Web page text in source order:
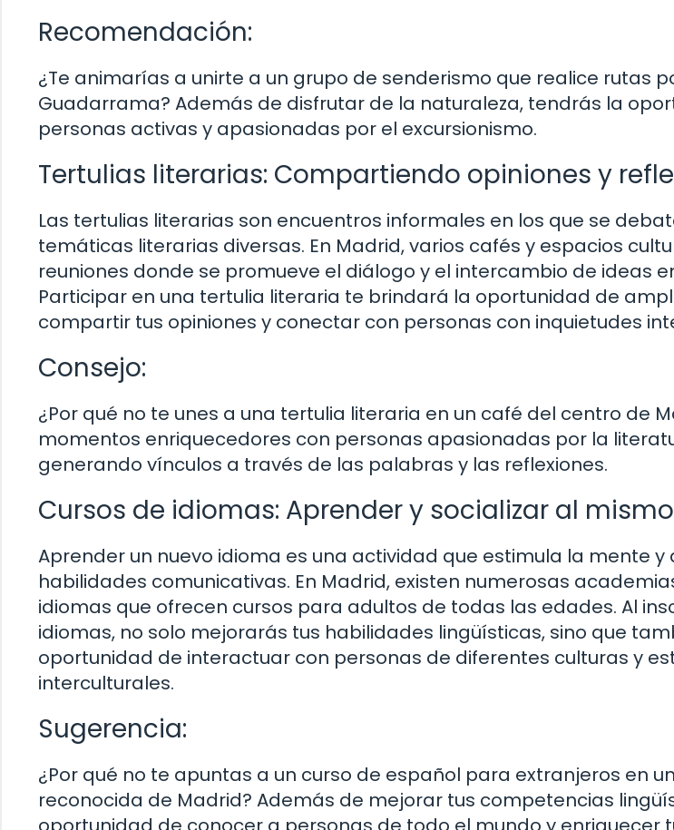
Recomendación:
¿Te animarías a unirte a un grupo de senderismo que realice rutas
Guadarrama? Además de disfrutar de la naturaleza, tendrás la
personas activas y apasionadas por el excursionismo.
Tertulias literarias: Compartiendo opiniones y
Las tertulias literarias son encuentros informales en los que se
temáticas literarias diversas. En Madrid, varios cafés y espacios
reuniones donde se promueve el diálogo y el intercambio de ideas
Participar en una tertulia literaria te brindará la oportunidad de
compartir tus opiniones y conectar con personas con inquietudes
Consejo:
¿Por qué no te unes a una tertulia literaria en un café del centro de
momentos enriquecedores con personas apasionadas por la
generando vínculos a través de las palabras y las reflexiones.
Cursos de idiomas: Aprender y socializar al
Aprender un nuevo idioma es una actividad que estimula la mente y
habilidades comunicativas. En Madrid, existen numerosas
idiomas que ofrecen cursos para adultos de todas las edades. Al
idiomas, no solo mejorarás tus habilidades lingüísticas, sino que
oportunidad de interactuar con personas de diferentes culturas y
interculturales.
Sugerencia:
¿Por qué no te apuntas a un curso de español para extranjeros en
reconocida de Madrid? Además de mejorar tus competencias